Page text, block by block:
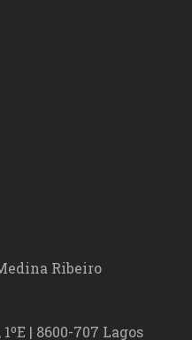
Ribeiro
| 8600-707 Lagos